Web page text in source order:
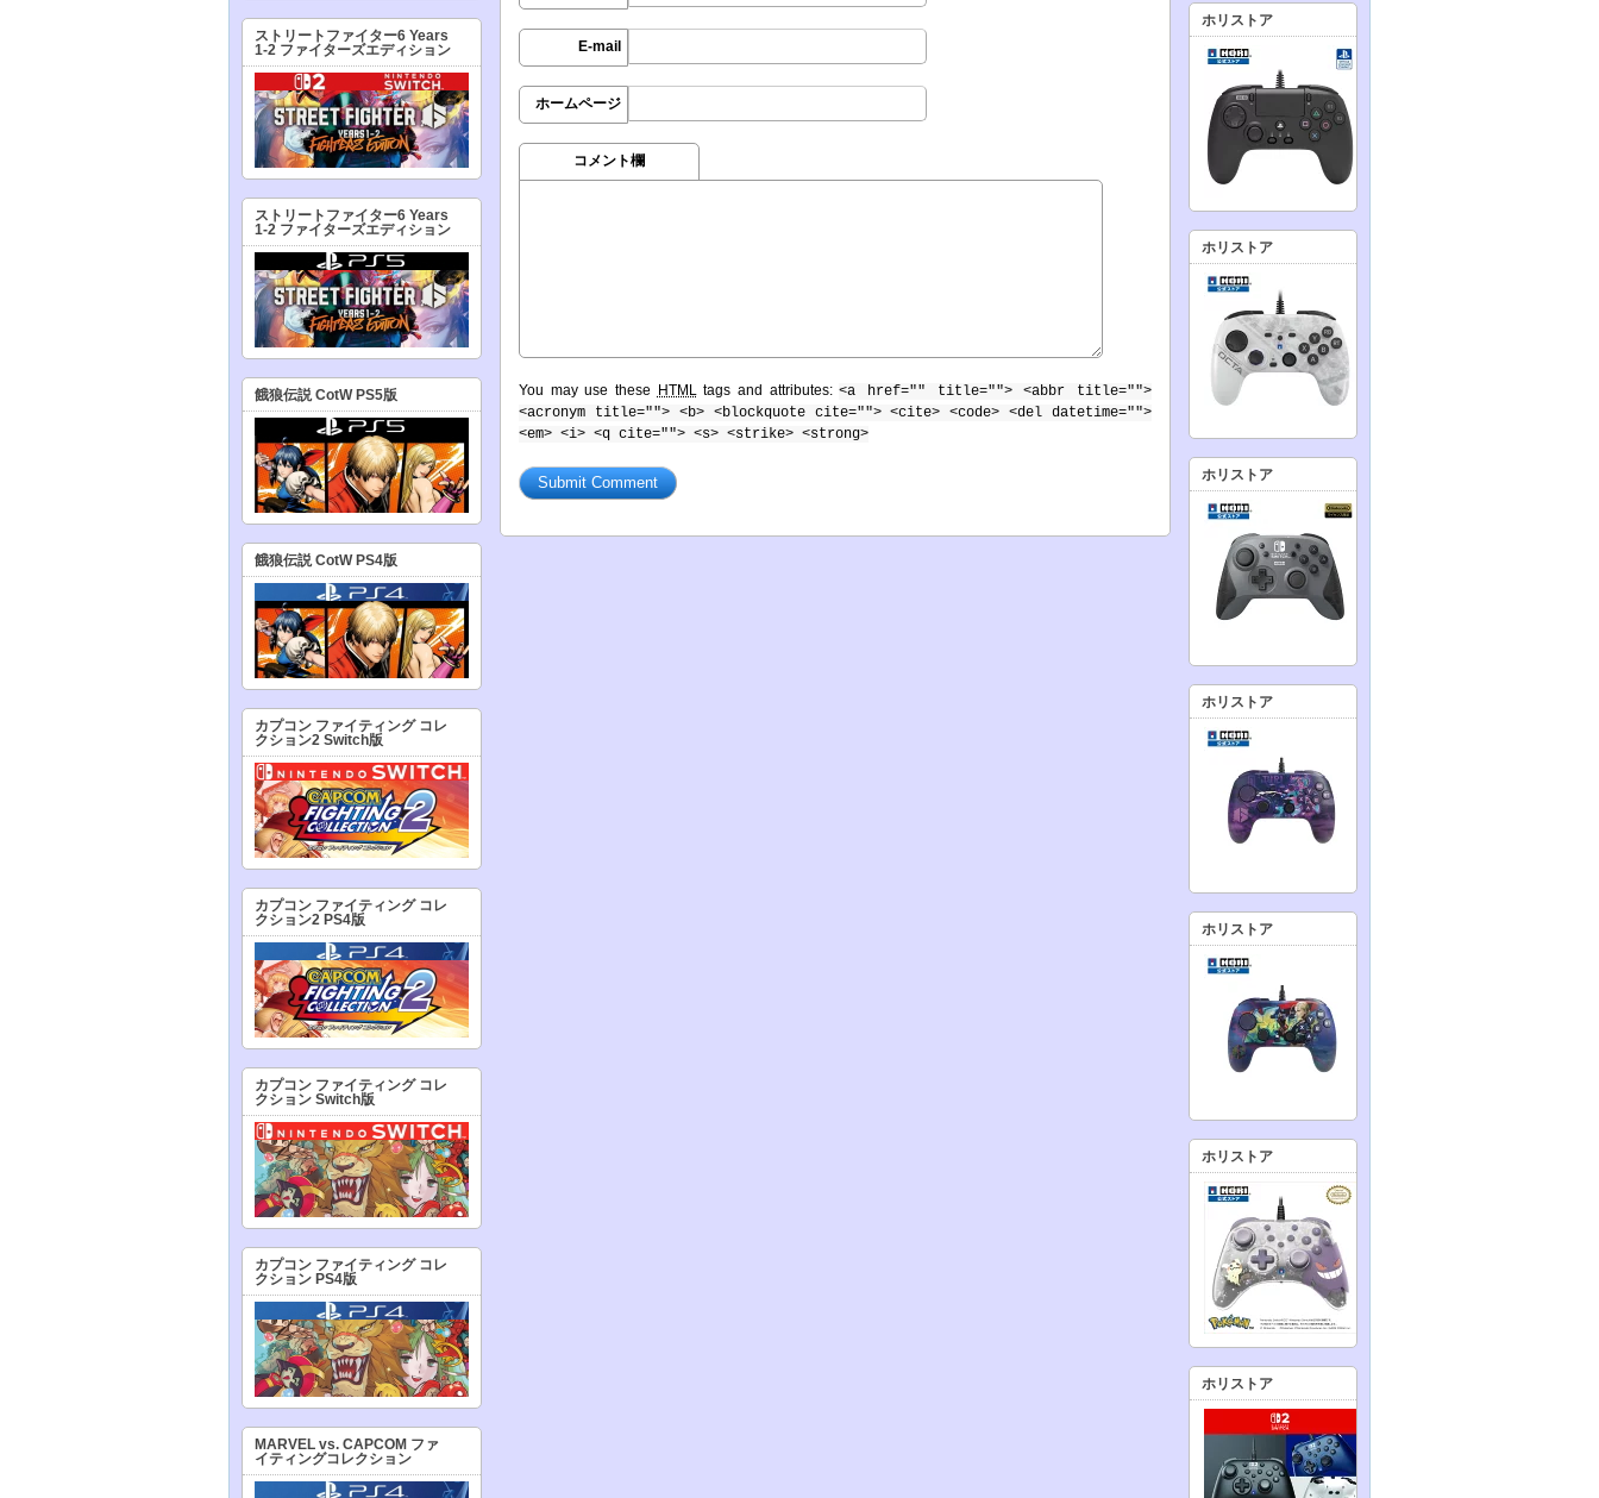
E-mail
ホームページ
コメント欄
You may use these HTMLtags and attributes:<a href="" title=""> <abbr title="">
<acronym title=""> <b> <blockquote cite=""> <cite> <code> <del datetime="">
<em> <i> <q cite=""> <s> <strike> <strong>
ストリートファイター6 Years
1-2 ファイターズエディション
ストリートファイター6 Years
1-2 ファイターズエディション
餓狼伝説 CotW PS5版
餓狼伝説 CotW PS4版
カプコン ファイティング コレ
クション2 Switch版
カプコン ファイティング コレ
クション2 PS4版
カプコン ファイティング コレ
クション Switch版
カプコン ファイティング コレ
クション PS4版
MARVEL vs. CAPCOM ファ
イティングコレクション
ホリストア
ホリストア
ホリストア
ホリストア
ホリストア
ホリストア
ホリストア